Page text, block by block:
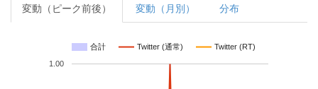
変動（ピーク前後） 変動（月別） 分布
合計 Twitter (通常) Twitter (RT)
1.00